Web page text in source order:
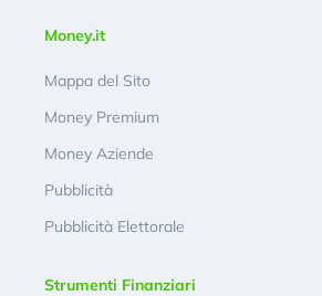
Money.it
Mappa del Sito
Money Premium
Money Aziende
Pubblicità
Pubblicità Elettorale
Strumenti Finanziari